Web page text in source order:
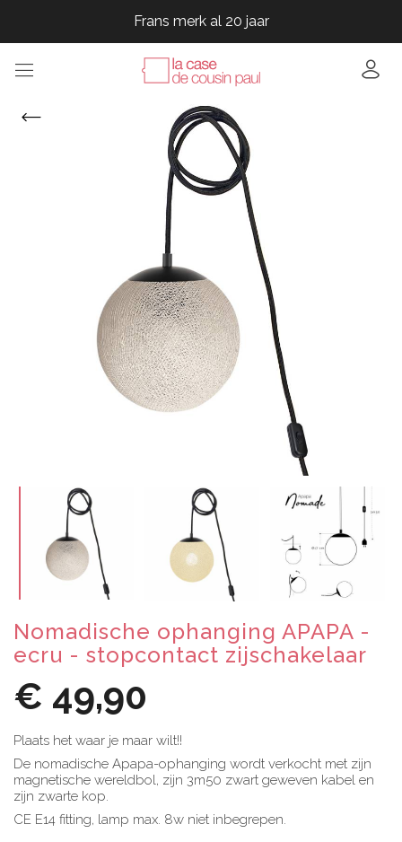
Frans merk al 20 jaar
Frans merk al 20 jaar
Frans merk al 20 jaar
Nomadische ophanging APAPA -
ecru - stopcontact zijschakelaar
€ 49,90
Plaats het waar je maar wilt!!
De nomadische Apapa-ophanging wordt verkocht met zijn
magnetische wereldbol, zijn 3m50 zwart geweven kabel en
zijn zwarte kop.
CE E14 fitting, lamp max. 8w niet inbegrepen.